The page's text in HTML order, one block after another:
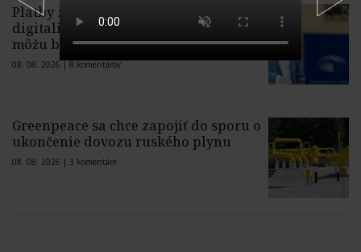
Platby z plánu obnovy na
digitalizačné projekty na Slovensku
môžu byť ohrozené, varuje Zdechovský
08. 08. 2026 | 8 komentárov
Greenpeace sa chce zapojiť do sporu o
ukončenie dovozu ruského plynu
08. 08. 2026 | 3 komentáre